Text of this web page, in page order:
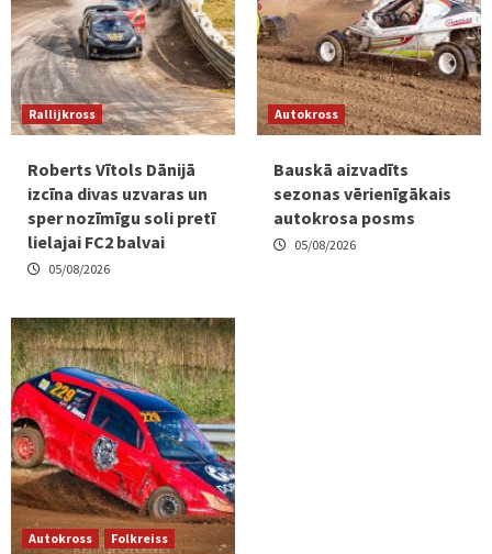
Rallijkross
Roberts Vītols Dānijā
izcīna divas uzvaras un
sper nozīmīgu soli pretī
lielajai FC2 balvai
05/08/2026
Autokross
Bauskā aizvadīts
sezonas vērienīgākais
autokrosa posms
05/08/2026
Autokross Folkreiss